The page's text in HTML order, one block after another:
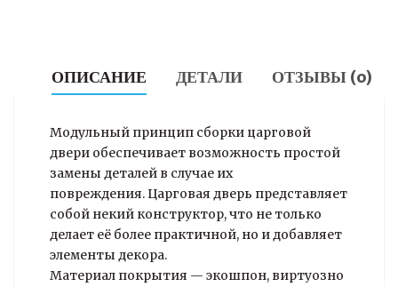
ОПИСАНИЕ ДЕТАЛИ ОТЗЫВЫ (0)
Модульный принцип сборки царговой
двери обеспечивает возможность простой
замены деталей в случае их
повреждения. Царговая дверь представляет
собой некий конструктор, что не только
делает её более практичной, но и добавляет
элементы декора.
Материал покрытия — экошпон, виртуозно